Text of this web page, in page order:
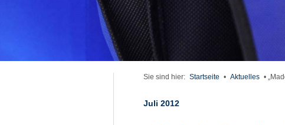
Sie sind hier: Startseite • Aktuelles •
Juli 2012